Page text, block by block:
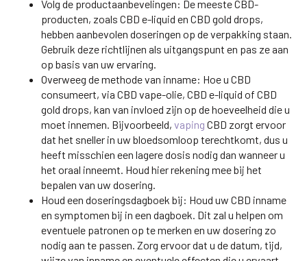
Volg de productaanbevelingen: De meeste CBD-
producten, zoals CBD e-liquid en CBD gold drops,
hebben aanbevolen doseringen op de verpakking staan.
Gebruik deze richtlijnen als uitgangspunt en pas ze aan
op basis van uw ervaring.
Overweeg de methode van inname: Hoe u CBD
consumeert, via CBD vape-olie, CBD e-liquid of CBD
gold drops, kan van invloed zijn op de hoeveelheid die u
moet innemen. Bijvoorbeeld, vaping CBD zorgt ervoor
dat het sneller in uw bloedsomloop terechtkomt, dus u
heeft misschien een lagere dosis nodig dan wanneer u
het oraal inneemt. Houd hier rekening mee bij het
bepalen van uw dosering.
Houd een doseringsdagboek bij: Houd uw CBD inname
en symptomen bij in een dagboek. Dit zal u helpen om
eventuele patronen op te merken en uw dosering zo
nodig aan te passen. Zorg ervoor dat u de datum, tijd,